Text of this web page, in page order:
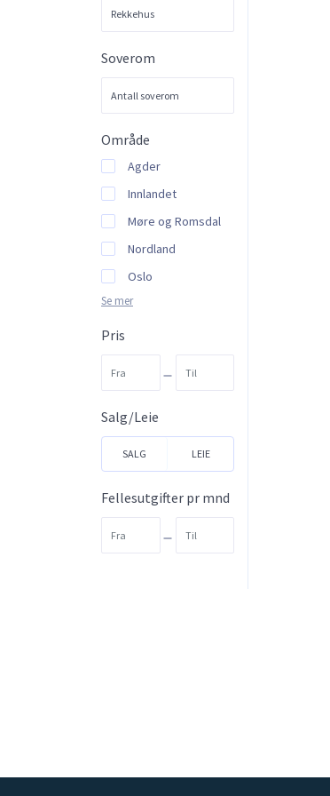
Soverom
Område
Agder
Innlandet
Møre og Romsdal
Nordland
Oslo
Rogaland
Vestfold og
Telemark
Vestland
Se mer
Pris
-
Salg/Leie
SALG LEIE
Fellesutgifter pr mnd
-